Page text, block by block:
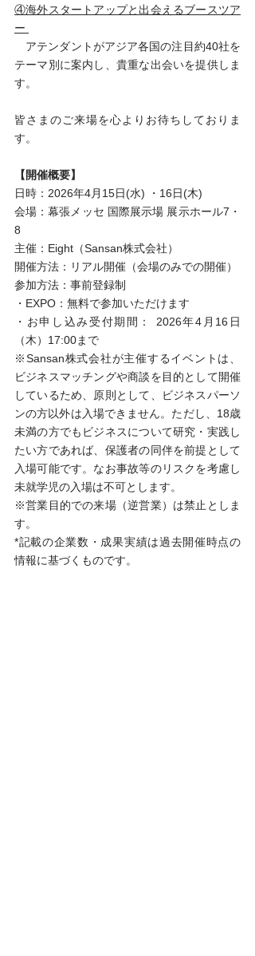
④海外スタートアップと出会えるブースツア
ー
アテンダントがアジア各国の注目約40社を
テーマ別に案内し、貴重な出会いを提供しま
す。
皆さまのご来場を心よりお待ちしておりま
す。
【開催概要】
日時：2026年4月15日(水) ・16日(木)
会場：幕張メッセ 国際展示場 展示ホール7・
8
主催：Eight（Sansan株式会社）
開催方法：リアル開催（会場のみでの開催）
参加方法：事前登録制
・EXPO：無料で参加いただけます
・お申し込み受付期間： 2026年4月16日
（木）17:00まで
※Sansan株式会社が主催するイベントは、
ビジネスマッチングや商談を目的として開催
しているため、原則として、ビジネスパーソ
ンの方以外は入場できません。ただし、18歳
未満の方でもビジネスについて研究・実践し
たい方であれば、保護者の同伴を前提として
入場可能です。なお事故等のリスクを考慮し
未就学児の入場は不可とします。
※営業目的での来場（逆営業）は禁止としま
す。
*記載の企業数・成果実績は過去開催時点の
情報に基づくものです。